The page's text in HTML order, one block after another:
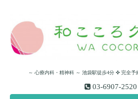
～ 心療内科・精神科 ～ 池袋駅徒歩4分 ✜ 完全
03-6907-2520